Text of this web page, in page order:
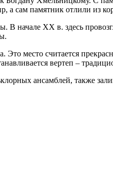
а сам памятник отлили из
начале XX в. здесь
место считается
вертеп –
ансамблей, также